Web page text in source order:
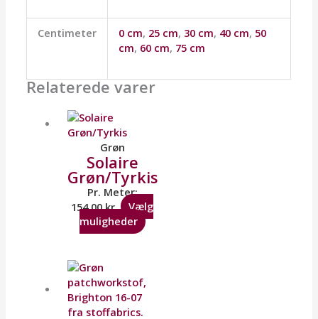
Centimeter 0 cm, 25 cm, 30 cm, 40 cm, 50
cm, 60 cm, 75 cm
Relaterede varer
Grøn
Solaire
Grøn/Tyrkis
Pr. Meter:
154,00kr.
Vælg
muligheder